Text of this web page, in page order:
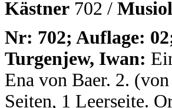
Kästner 702 / Musiol
Nr: 702; Auflage:
Turgenjew, Iwan:
Ena von Baer. 2.
Seiten, 1 Leerseite.